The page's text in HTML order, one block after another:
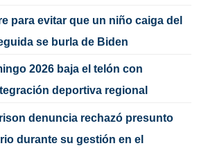
para evitar que un niño caiga del
se burla de Biden
2026 baja el telón con
deportiva regional
denuncia rechazó presunto
durante su gestión en el